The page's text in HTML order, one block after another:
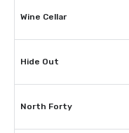
Wine Cellar
Hide Out
North Forty